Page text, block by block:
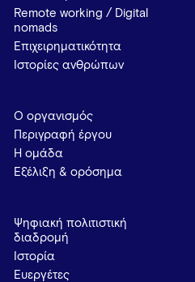
Remote working / Digital
nomads
Επιχειρηματικότητα
Ιστορίες ανθρώπων
Ο οργανισμός
Περιγραφή έργου
Η ομάδα
Εξέλιξη & ορόσημα
Ψηφιακή πολιτιστική
διαδρομή
Ιστορία
Ευεργέτες